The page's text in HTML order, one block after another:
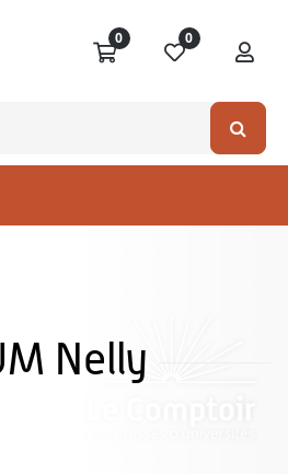
0 0
Nelly